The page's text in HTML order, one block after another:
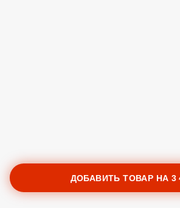
ДОБАВИТЬ ТОВАР НА 3